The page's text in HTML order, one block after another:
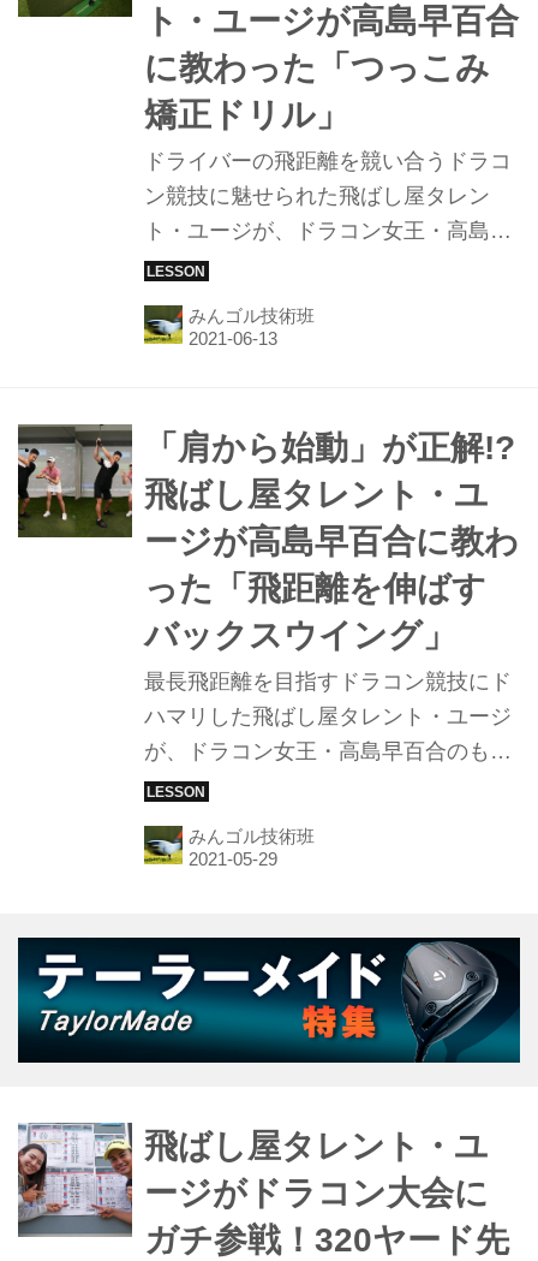
ト・ユージが高島早百合
に教わった「つっこみ
矯正ドリル」
ドライバーの飛距離を競い合うドラコ
ン競技に魅せられた飛ばし屋タレン
ト・ユージが、ドラコン女王・高島早
百合師匠に弟子入り。さらなる飛距離
アップを目指して、ユージのカットス
ライスの原因である、ダウンスウィン
みんゴル技術班
「肩から始動」が正解!?
飛ばし屋タレント・ユ
ージが高島早百合に教わ
った「飛距離を伸ばす
バックスウイング」
最長飛距離を目指すドラコン競技にド
ハマリした飛ばし屋タレント・ユージ
が、ドラコン女王・高島早百合のもと
でさらなる飛距離アップに挑戦！ 体の
突っ込みグセを直すべく、バックスウ
ィングの改善に取り掛かる。
みんゴル技術班
飛ばし屋タレント・ユ
ージがドラコン大会に
ガチ参戦！320ヤード先